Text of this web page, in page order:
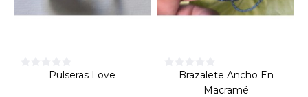
Pulseras Love
Brazalete Ancho En
Macramé